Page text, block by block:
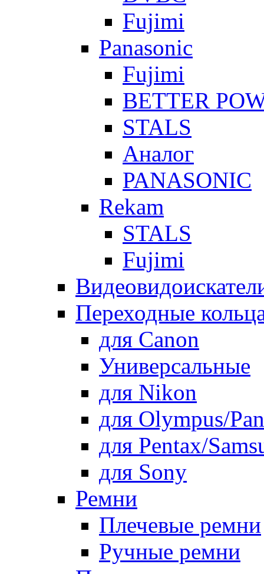
Fujimi
Panasonic
Fujimi
BETTER
STALS
Аналог
PANASONIC
Rekam
STALS
Fujimi
Переходные
для Canon
Универсальные
для Nikon
для Olympus/
для Pentax/
для Sony
Ремни
Плечевые ремни
Ручные ремни